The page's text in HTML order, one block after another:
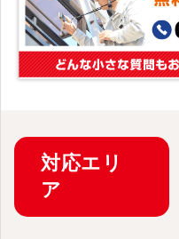
対応エリ
ア